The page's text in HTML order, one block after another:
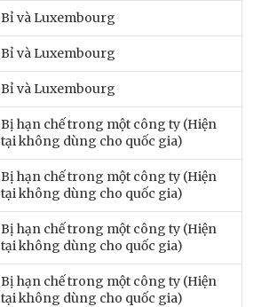
Bỉ và Luxembourg
Bỉ và Luxembourg
Bỉ và Luxembourg
Bị hạn chế trong một công ty (Hiện
tại không dùng cho quốc gia)
Bị hạn chế trong một công ty (Hiện
tại không dùng cho quốc gia)
Bị hạn chế trong một công ty (Hiện
tại không dùng cho quốc gia)
Bị hạn chế trong một công ty (Hiện
tại không dùng cho quốc gia)